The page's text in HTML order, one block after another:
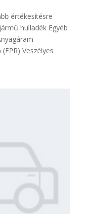
értékesítésre
hulladék Egyéb
Veszélyes